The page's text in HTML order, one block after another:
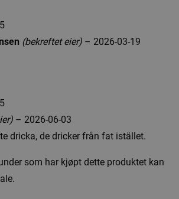
(bekreftet eier) – 2026-03-19
– 2026-06-03
dricka, de dricker från fat istället.
som har kjøpt dette produktet kan